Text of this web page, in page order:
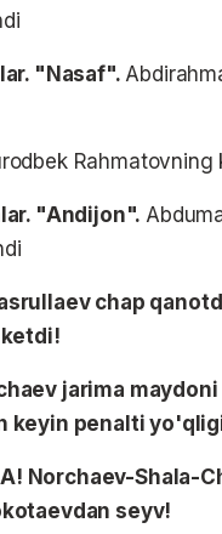
"Nasaf".
"Andijon".
chap
jarima
keyin penalti
Norchaev-Shala-
seyv!